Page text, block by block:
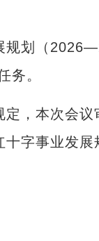
划（
务。
，本次会议
十字事业发